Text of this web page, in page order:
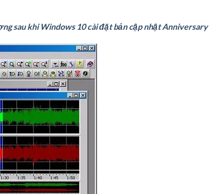
sau khi Windows 10 cài đặt bản cập nhật Anniversary